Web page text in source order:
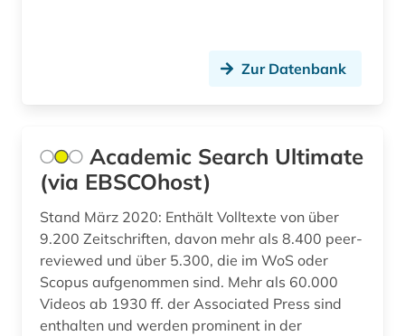
gesamtausgabe (1)
geschichte (41)
geschichte 1450-1912 (1)
geschichte 1473-1800 (1)
Zur Datenbank
Academic Search Ultimate
(via EBSCOhost)
Stand März 2020: Enthält Volltexte von über
9.200 Zeitschriften, davon mehr als 8.400 peer-
reviewed und über 5.300, die im WoS oder
Scopus aufgenommen sind. Mehr als 60.000
Videos ab 1930 ff. der Associated Press sind
enthalten und werden prominent in der